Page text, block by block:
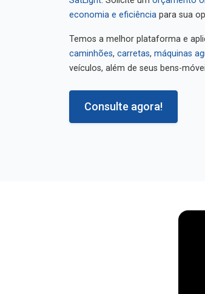
economia e eficiência
para sua
Temos a melhor plataforma e
caminhões
máquinas
veículos, além de seus bens-
Consulte agora!